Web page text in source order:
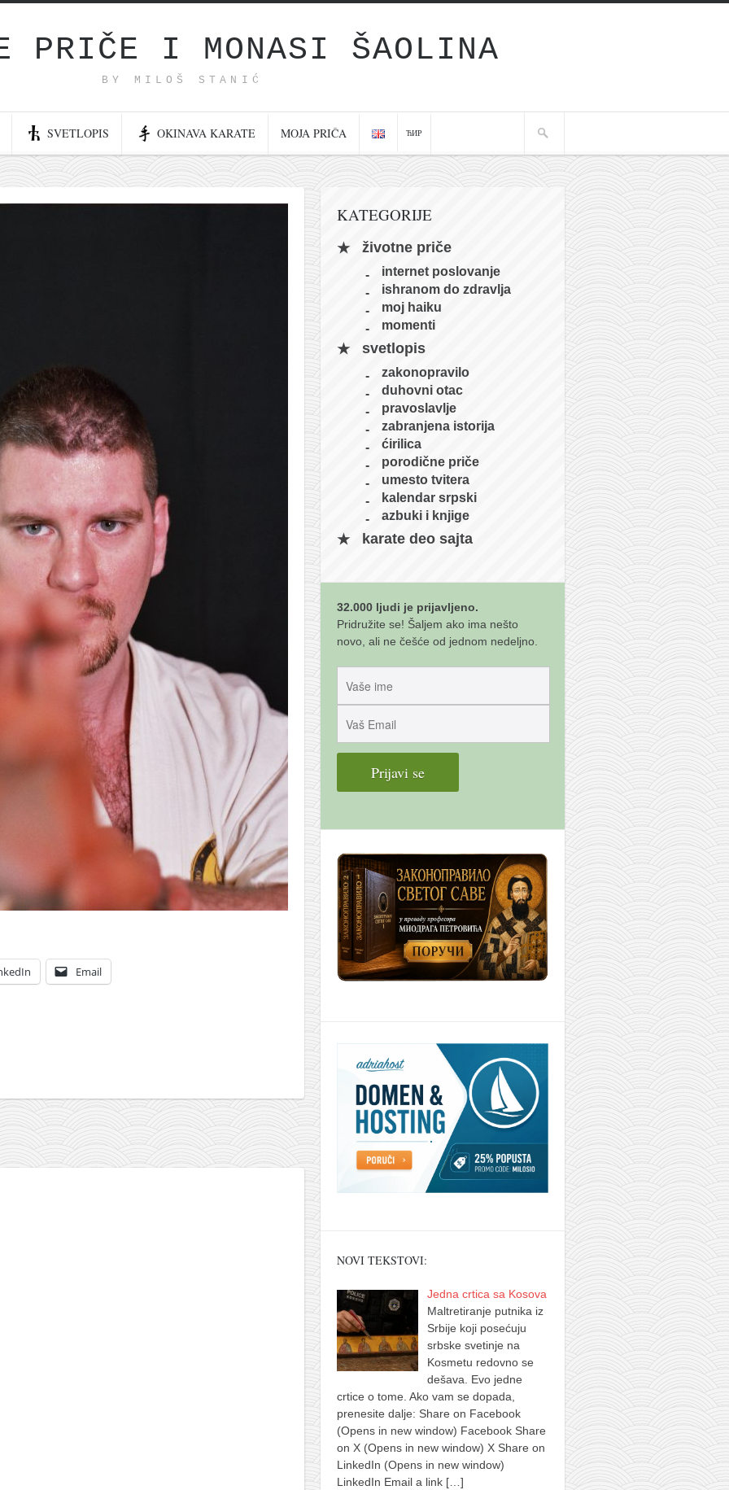
PRIČE I MONASI ŠAOLINA
BY MILOŠ STANIĆ
SVETLOPIS OKINAVA KARATE MOJA PRIČA ЋИР
Email
KATEGORIJE
životne priče
internet poslovanje
ishranom do zdravlja
moj haiku
momenti
svetlopis
zakonopravilo
duhovni otac
pravoslavlje
zabranjena istorija
ćirilica
porodične priče
umesto tvitera
kalendar srpski
azbuki i knjige
karate deo sajta
32.000 ljudi je prijavljeno.
Pridružite se! Šaljem ako ima nešto
novo, ali ne češće od jednom nedeljno.
NOVI TEKSTOVI:
Jedna crtica sa Kosova
Maltretiranje putnika iz
Srbije koji posećuju
srbske svetinje na
Kosmetu redovno se
dešava. Evo jedne
crtice o tome. Ako vam se dopada,
prenesite dalje: Share on Facebook
(Opens in new window) Facebook Share
on X (Opens in new window) X Share on
LinkedIn (Opens in new window)
LinkedIn Email a link […]